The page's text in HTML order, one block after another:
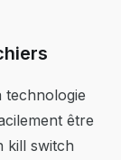
technologie
être
kill switch